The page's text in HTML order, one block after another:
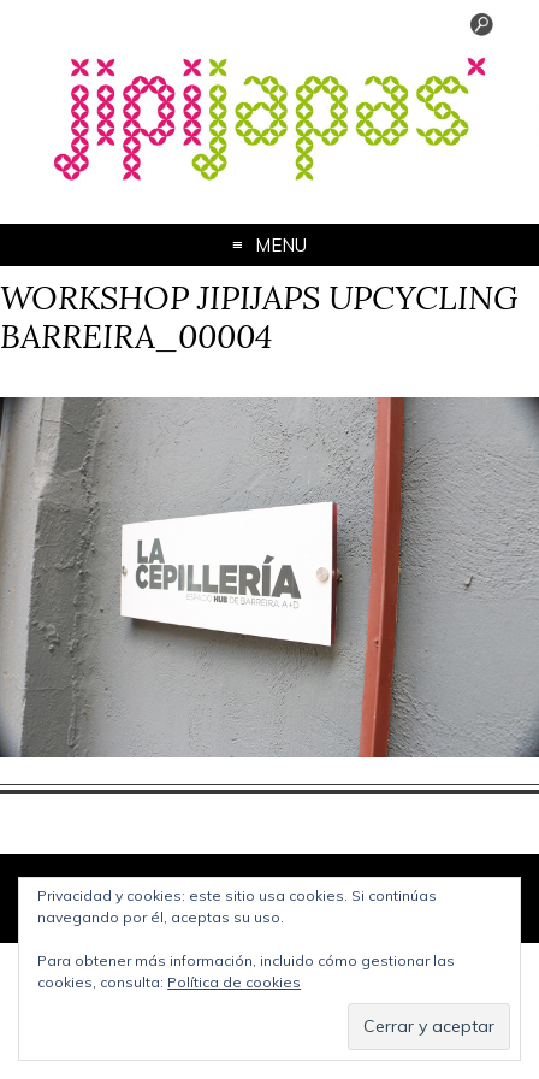
MENU
WORKSHOP JIPIJAPS UPCYCLING
BARREIRA_00004
© Copyright Jipijapas blog 2026. Funciona con WordPress
Política de privacidad
Diseñado por Bluchic
Privacidad y cookies: este sitio usa cookies. Si continúas
navegando por él, aceptas su uso.
Para obtener más información, incluido cómo gestionar las
cookies, consulta: Política de cookies